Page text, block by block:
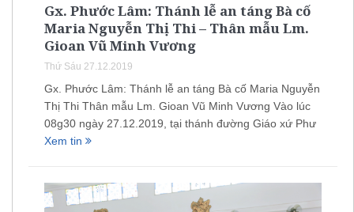
Gx. Phước Lâm: Thánh lễ an táng Bà cố
Maria Nguyễn Thị Thi – Thân mẫu Lm.
Gioan Vũ Minh Vương
Thứ Sáu 27.12.2019
Gx. Phước Lâm: Thánh lễ an táng Bà cố Maria Nguyễn
Thị Thi Thân mẫu Lm. Gioan Vũ Minh Vương Vào lúc
08g30 ngày 27.12.2019, tại thánh đường Giáo xứ Phư
Xem tin